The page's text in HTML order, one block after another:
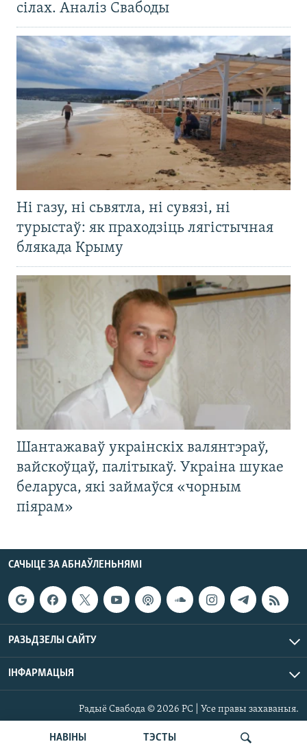
НАВІНЫ ТЭСТЫ
сілах. Аналіз Свабоды
Ні газу, ні сьвятла, ні сувязі, ні
турыстаў: як праходзіць лягістычная
блякада Крыму
Шантажаваў украінскіх валянтэраў,
вайскоўцаў, палітыкаў. Украіна шукае
беларуса, які займаўся «чорным
піярам»
САЧЫЦЕ ЗА АБНАЎЛЕНЬНЯМІ
РАЗЬДЗЕЛЫ САЙТУ
ІНФАРМАЦЫЯ
Радыё Свабода © 2026 РС | Усе правы захаваныя.